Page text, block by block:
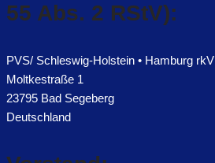
55 Abs. 2 RStV):
PVS/ Schleswig-Holstein • Hamburg rkV
Moltkestraße 1
23795 Bad Segeberg
Deutschland